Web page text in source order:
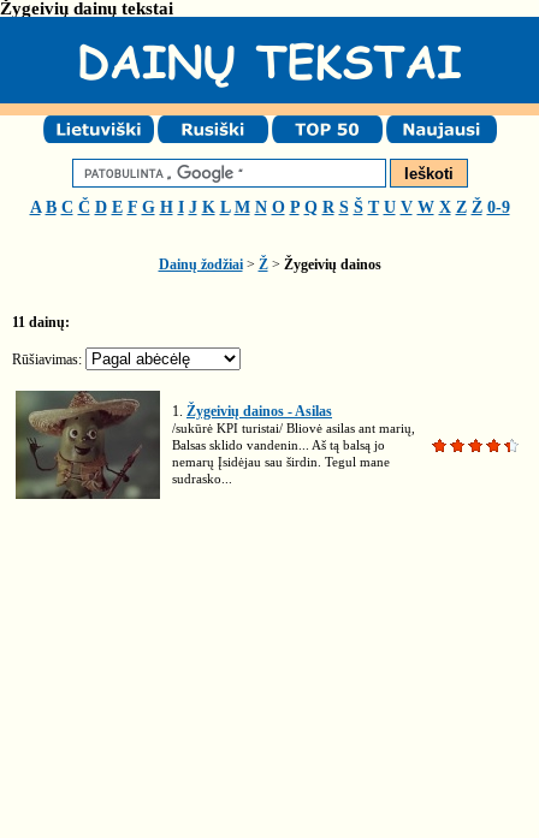
Žygeivių dainų tekstai
A B C Č D E F G H I J K L M N O P Q R S Š T U V W X Z Ž 0-9
Dainų žodžiai> Ž> Žygeivių dainos
11 dainų:
Rūšiavimas:
1. Žygeivių dainos - Asilas
/sukūrė KPI turistai/ Bliovė asilas ant marių,
Balsas sklido vandenin... Aš tą balsą jo
nemarų Įsidėjau sau širdin. Tegul mane
sudrasko...